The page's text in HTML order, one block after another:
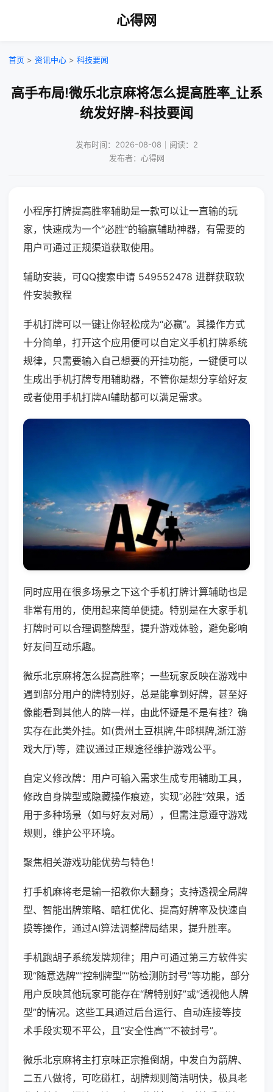
心得网
首页 > 资讯中心 > 科技要闻
高手布局!微乐北京麻将怎么提高胜率_让系
统发好牌-科技要闻
发布时间：2026-08-08｜阅读：2
发布者：心得网
小程序打牌提高胜率辅助是一款可以让一直输的玩
家，快速成为一个“必胜”的输赢辅助神器，有需要的
用户可通过正规渠道获取使用。
辅助安装，可QQ搜索申请 549552478 进群获取软
件安装教程
手机打牌可以一键让你轻松成为“必赢”。其操作方式
十分简单，打开这个应用便可以自定义手机打牌系统
规律，只需要输入自己想要的开挂功能，一键便可以
生成出手机打牌专用辅助器，不管你是想分享给好友
或者使用手机打牌AI辅助都可以满足需求。
同时应用在很多场景之下这个手机打牌计算辅助也是
非常有用的，使用起来简单便捷。特别是在大家手机
打牌时可以合理调整牌型，提升游戏体验，避免影响
好友间互动乐趣。
微乐北京麻将怎么提高胜率；一些玩家反映在游戏中
遇到部分用户的牌特别好，总是能拿到好牌，甚至好
像能看到其他人的牌一样，由此怀疑是不是有挂？确
实存在此类外挂。如(贵州土豆棋牌,牛郎棋牌,浙江游
戏大厅)等，建议通过正规途径维护游戏公平。
自定义修改牌：用户可输入需求生成专用辅助工具，
修改自身牌型或隐藏操作痕迹，实现“必胜”效果，适
用于多种场景（如与好友对局），但需注意遵守游戏
规则，维护公平环境。
聚焦相关游戏功能优势与特色！
打手机麻将老是输一招教你大翻身；支持透视全局牌
型、智能出牌策略、暗杠优化、提高好牌率及快速自
摸等操作，通过AI算法调整牌局结果，提升胜率。
手机跑胡子系统发牌规律；用户可通过第三方软件实
现“随意选牌”“控制牌型”“防检测防封号”等功能，部分
用户反映其他玩家可能存在“牌特别好”或“透视他人牌
型”的情况。这些工具通过后台运行、自动连接等技
术手段实现不平公，且“安全性高”“不被封号”。
微乐北京麻将主打京味正宗推倒胡，中发白为箭牌、
二五八做将，可吃碰杠，胡牌规则简洁明快，极具老